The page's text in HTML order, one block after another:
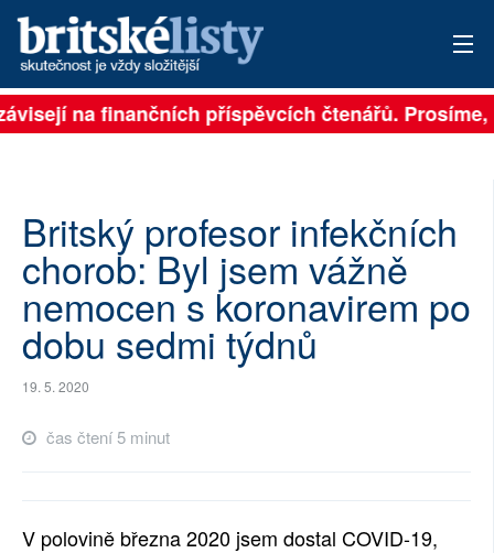
PŘIHLÁSIT
ARCHIV
ROZHOVORY
TÉMATA
na finančních příspěvcích čtenářů. Prosíme,
Britský profesor infekčních
chorob: Byl jsem vážně
nemocen s koronavirem po
dobu sedmi týdnů
19. 5. 2020
čas čtení 5 minut
V polovině března 2020 jsem dostal COVID-19,